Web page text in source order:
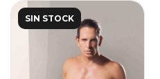
SIN STOCK